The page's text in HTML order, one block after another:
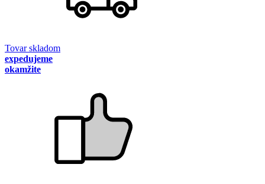
Tovar skladom
expedujeme
okamžite